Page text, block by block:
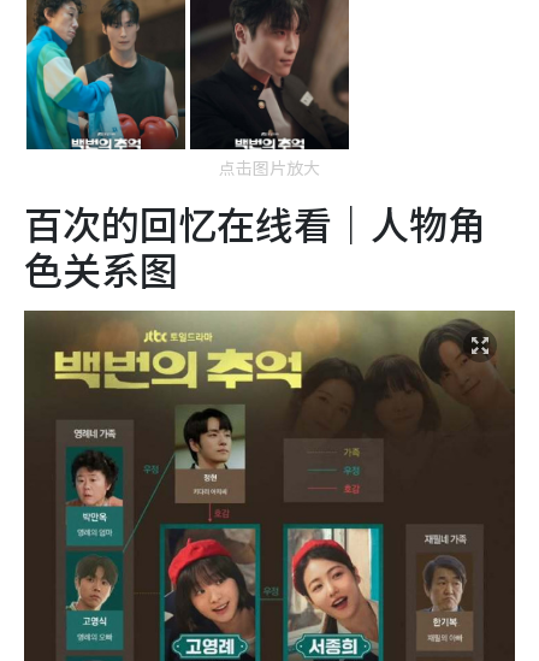
点击图片放大
百次的回忆在线看｜人物角
色关系图